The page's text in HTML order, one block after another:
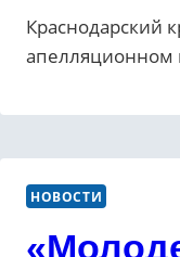
Краснодарский
апелляционном
НОВОСТИ